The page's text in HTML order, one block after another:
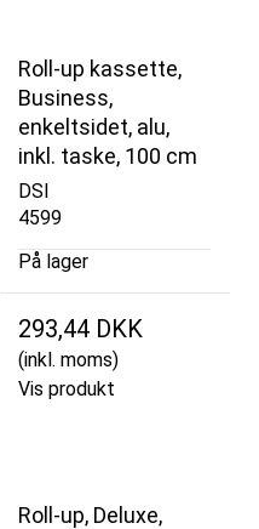
Roll-up kassette,
Business,
enkeltsidet, alu,
inkl. taske, 100 cm
DSI
4599
På lager
293,44 DKK
(inkl. moms)
Vis produkt
Roll-up, Deluxe,